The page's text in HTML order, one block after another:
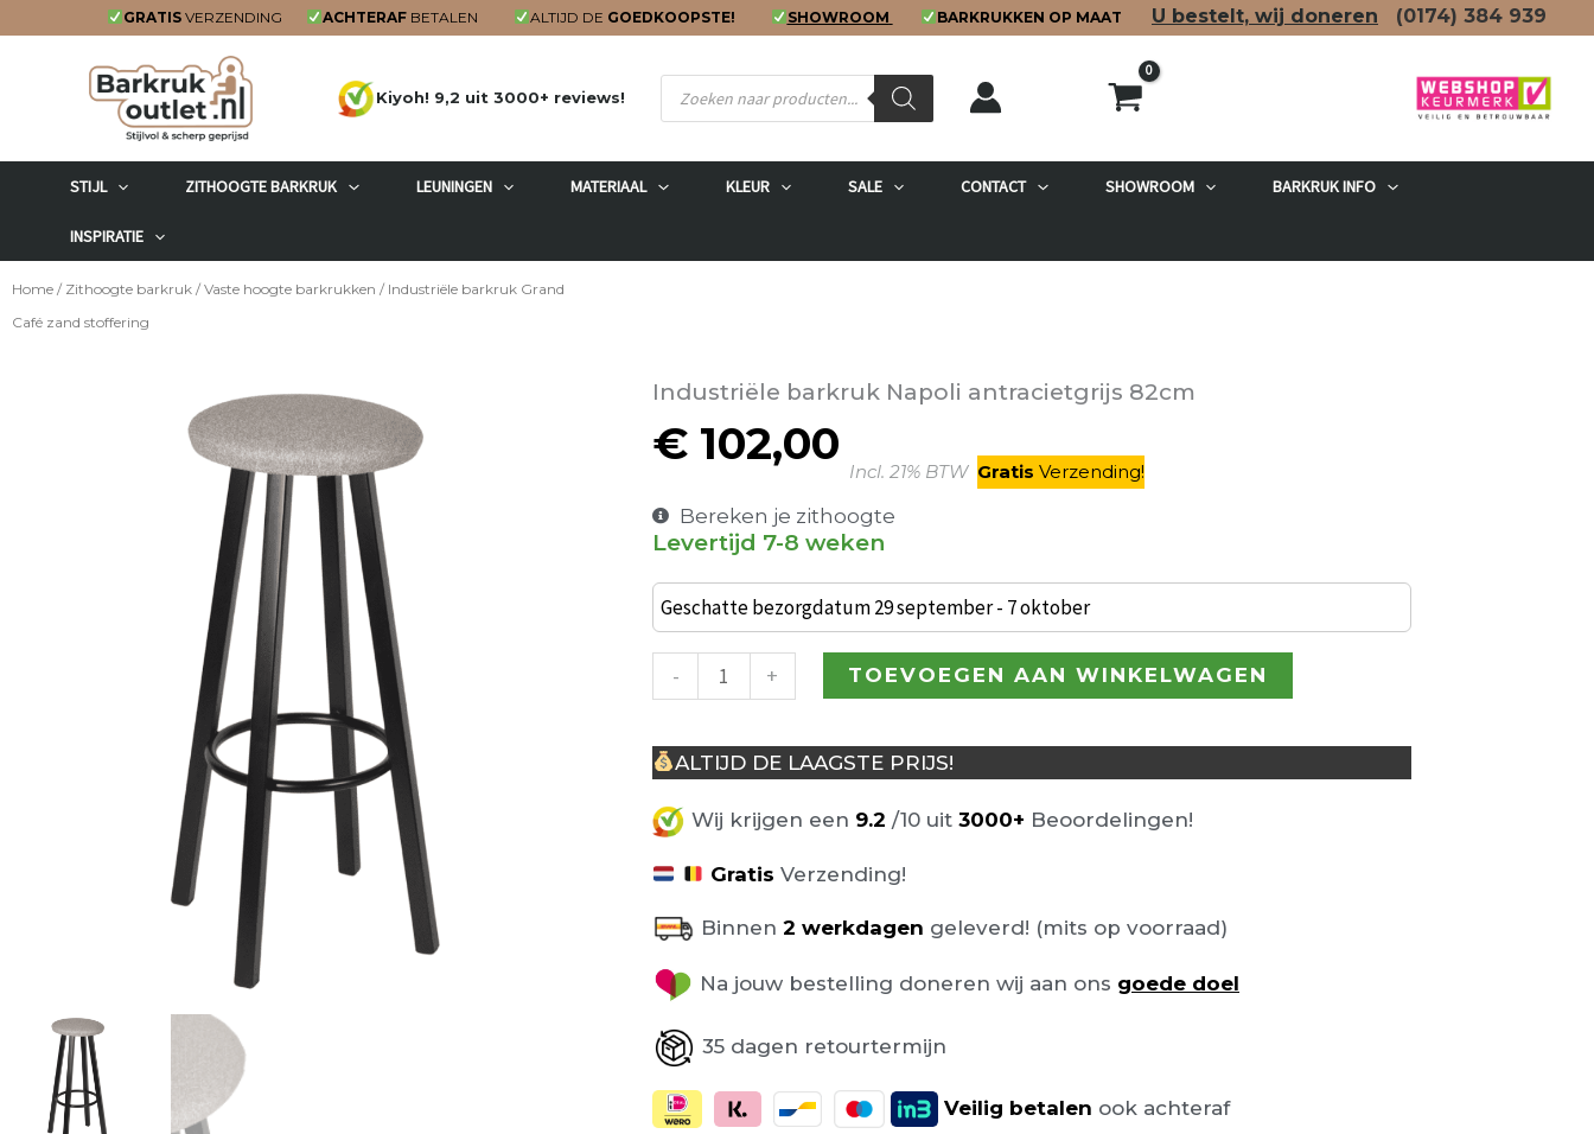
GRATIS VERZENDING ACHTERAF BETALEN ALTIJD DE GOEDKOOPSTE! SHOWROOM BARKRUKKEN OP MAAT U bestelt, wij doneren (0174) 384 939
Kiyoh! 9,2 uit 3000+ reviews!
Producten
zoeken
STIJL ZITHOOGTE BARKRUK LEUNINGEN MATERIAAL KLEUR SALE CONTACT SHOWROOM BARKRUK INFO
INSPIRATIE
Home / Zithoogte barkruk / Vaste hoogte barkrukken / Industriële barkruk Grand
Café zand stoffering
Industriële barkruk Napoli antracietgrijs 82cm
€ 102,00
Incl. 21% BTW Gratis Verzending!
Bereken je zithoogte
Levertijd 7-8 weken
Geschatte bezorgdatum 29 september - 7 oktober
-
barkruk
Grand
zand
aantal
+ TOEVOEGEN AAN WINKELWAGEN
ALTIJD DE LAAGSTE PRIJS!
Wij krijgen een 9.2 /10 uit 3000+ Beoordelingen!
Gratis Verzending!
Binnen 2 werkdagen geleverd! (mits op voorraad)
Na jouw bestelling doneren wij aan ons goede doel
35 dagen retourtermijn
Veilig betalen ook achteraf